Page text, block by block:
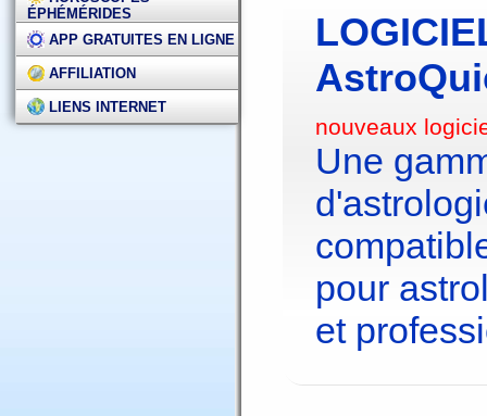
ÉPHÉMÉRIDES
APP GRATUITES EN LIGNE
AFFILIATION
LIENS INTERNET
nouveaux
Une
pour
et